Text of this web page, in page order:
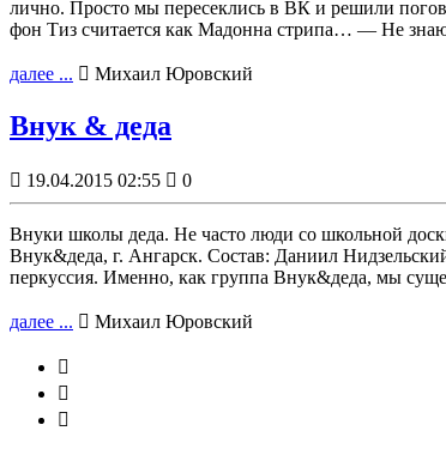
лично. Просто мы пересеклись в ВК и решили
фон Тиз считается как Мадонна стрипа… — Не
далее ...  Михаил Юровский
Внук & деда
 19.04.2015 02:55  0
Внуки школы деда. Не часто люди со школьной
Внук&деда, г. Ангарск. Состав: Даниил
перкуссия. Именно, как группа Внук&деда, мы
далее ...  Михаил Юровский


